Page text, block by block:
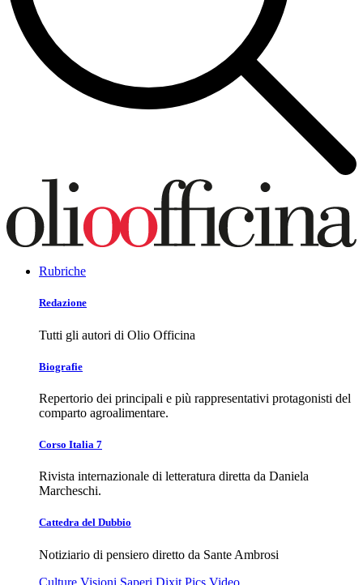
Rubriche
Redazione
Tutti gli autori di Olio Officina
Biografie
Repertorio dei principali e più rappresentativi protagonisti del
comparto agroalimentare.
Corso Italia 7
Rivista internazionale di letteratura diretta da Daniela
Marcheschi.
Cattedra del Dubbio
Notiziario di pensiero diretto da Sante Ambrosi
Culture Visioni Saperi Dixit Pics Video